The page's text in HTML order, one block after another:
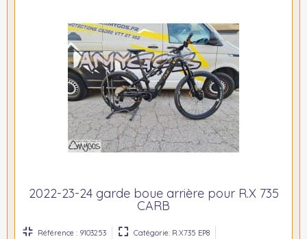
2022-23-24 garde boue arrière pour R.X 735
CARB
Référence : 9103253
Catégorie: R.X735 EP8